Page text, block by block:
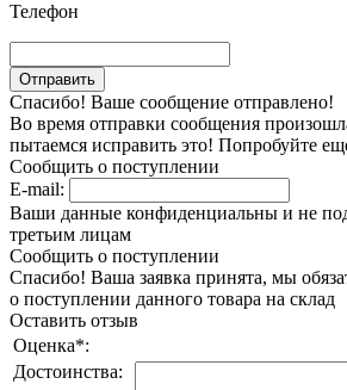
Телефон
Спасибо! Ваше сообщение отправлено!
Во время отправки сообщения
пытаемся исправить это! Попробуйте
Сообщить о поступлении
E-mail:
Ваши данные конфиденциальны и не
третьим лицам
Сообщить о поступлении
Спасибо! Ваша заявка принята, мы
о поступлении данного товара на склад
Оставить отзыв
Оценка*:
Достоинства: